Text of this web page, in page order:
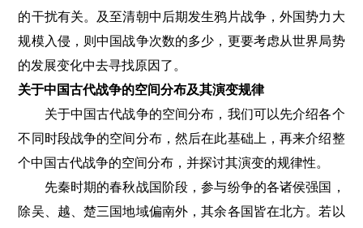
的干扰有关。及至清朝中后期发生鸦片战争，外国势力大
规模入侵，则中国战争次数的多少，更要考虑从世界局势
的发展变化中去寻找原因了。
关于中国古代战争的空间分布及其演变规律
关于中国古代战争的空间分布，我们可以先介绍各个
不同时段战争的空间分布，然后在此基础上，再来介绍整
个中国古代战争的空间分布，并探讨其演变的规律性。
先秦时期的春秋战国阶段，参与纷争的各诸侯强国，
除吴、越、楚三国地域偏南外，其余各国皆在北方。若以